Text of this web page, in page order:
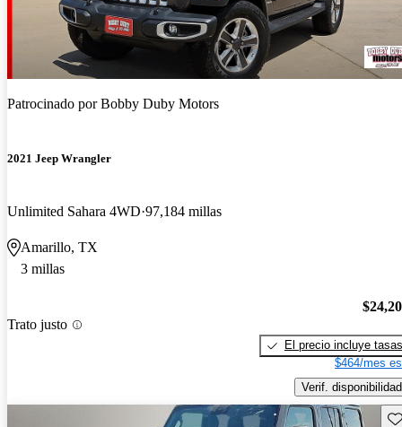
Patrocinado porBobby Duby Motors
2021 Jeep Wrangler
Unlimited Sahara 4WD 97,184 millas
Amarillo, TX
3 millas
Trato justo
El precio incluye tasas
$464/mes
Verif. disponibilidad